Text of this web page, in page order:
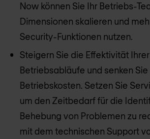
Now können Sie Ihr Betriebs-
Dimensionen skalieren und
Security-Funktionen nutzen.
Steigern Sie die Effektivität Ihrer
Betriebsabläufe und senken Sie
Betriebskosten. Setzen Sie
um den Zeitbedarf für die
Behebung von Problemen zu
mit dem technischen Support